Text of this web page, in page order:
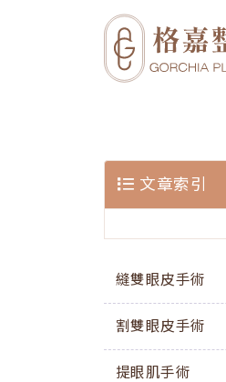
文章索引
縫雙眼皮手術
割雙眼皮手術
提眼肌手術